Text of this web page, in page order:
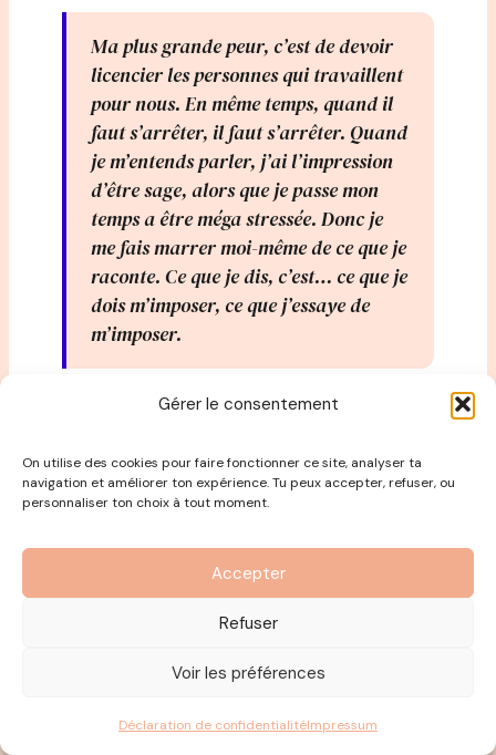
Gérer le consentement
On utilise des cookies pour faire fonctionner ce site, analyser ta
navigation et améliorer ton expérience. Tu peux accepter, refuser, ou
personnaliser ton choix à tout moment.
Accepter
Refuser
Voir les préférences
Déclaration de confidentialitéImpressum
Ma plus grande peur, c’est de devoir
licencier les personnes qui travaillent
pour nous. En même temps, quand il
faut s’arrêter, il faut s’arrêter. Quand
je m’entends parler, j’ai l’impression
d’être sage, alors que je passe mon
temps a être méga stressée. Donc je
me fais marrer moi-même de ce que je
raconte. Ce que je dis, c’est… ce que je
dois m’imposer, ce que j’essaye de
m’imposer.
la lumière, que les gens se sentent
bien habillés en Luz, dans une mode
durable.
A chaque fois qu’on fait un pas en
avant de façon sincère, c’est bien
Je suis fière de tous les gens qui ont